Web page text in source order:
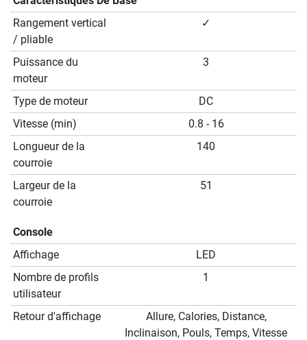
Rangement vertical
/ pliable
✓
Puissance du
moteur
3
Type de moteur
DC
Vitesse (min)
0.8 - 16
Longueur de la
courroie
140
Largeur de la
courroie
51
Console
Affichage
LED
Nombre de profils
utilisateur
1
Retour d'affichage
Allure, Calories, Distance,
Inclinaison, Pouls, Temps, Vitesse